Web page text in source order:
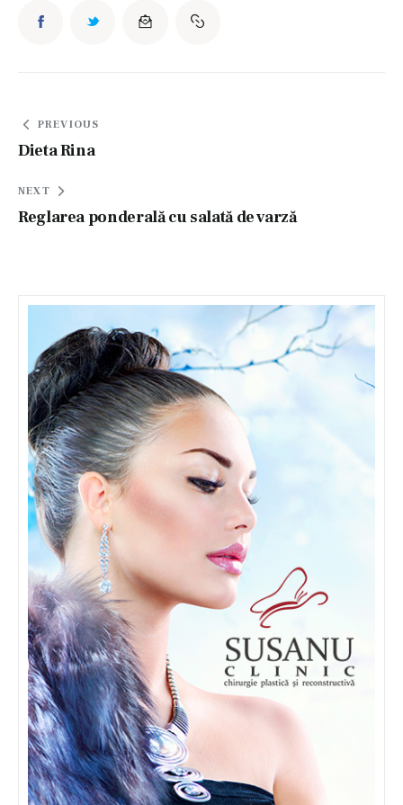
Navigare
în
articole
PREVIOUS
Dieta Rina
NEXT
Reglarea ponderală cu salată de varză